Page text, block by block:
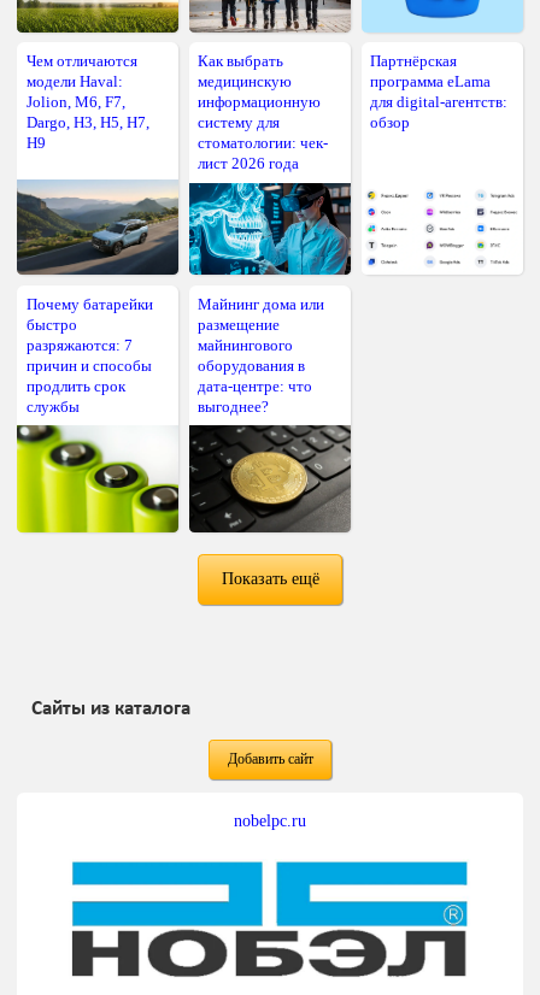
Чем отличаются
модели Haval:
Jolion, M6, F7,
Dargo, H3, H5, H7,
H9
Как выбрать
медицинскую
информационную
систему для
стоматологии: чек-
лист 2026 года
Партнёрская
программа eLama
для digital-агентств:
обзор
Почему батарейки
быстро
разряжаются: 7
причин и способы
продлить срок
службы
Майнинг дома или
размещение
майнингового
оборудования в
дата-центре: что
выгоднее?
Показать ещё
Сайты из каталога
Добавить сайт
nobelpc.ru